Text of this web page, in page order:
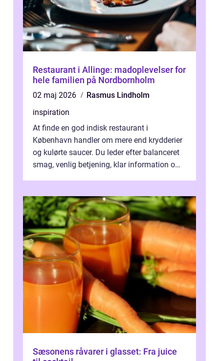
Restaurant i Allinge: madoplevelser for
hele familien på Nordbornholm
02 maj 2026
Rasmus Lindholm
inspiration
At finde en god indisk restaurant i
København handler om mere end krydderier
og kulørte saucer. Du leder efter balanceret
smag, venlig betjening, klar information om
Sæsonens råvarer i glasset: Fra juice